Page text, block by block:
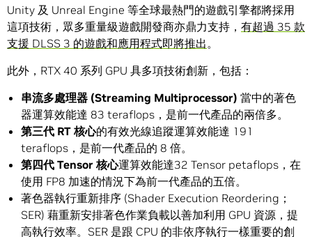
Unity 及 Unreal Engine 等全球最熱門的遊戲引擎都將採用
這項技術，眾多重量級遊戲開發商亦鼎力支持， 有超過 35 款
支援 DLSS 3 的遊戲和應用程式即將推出。
此外，RTX 40 系列 GPU 具多項技術創新，包括：
串流多處理器 (Streaming Multiprocessor) 當中的著色
器運算效能達 83 teraflops，是前一代產品的兩倍多。
第三代 RT 核心的有效光線追蹤運算效能達 191
teraflops，是前一代產品的 8 倍。
第四代 Tensor 核心運算效能達32 Tensor petaflops，在
使用 FP8 加速的情況下為前一代產品的五倍。
著色器執行重新排序 (Shader Execution Reordering；
SER) 藉重新安排著色作業負載以善加利用 GPU 資源，提
高執行效率。SER 是跟 CPU 的非依序執行一樣重要的創